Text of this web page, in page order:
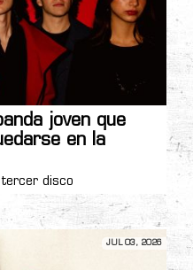
joven que
en la
disco
JUL 03, 2026